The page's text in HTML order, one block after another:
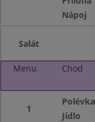
Nápoj
Salát
Menu Chod
1
Polévka
Jídlo